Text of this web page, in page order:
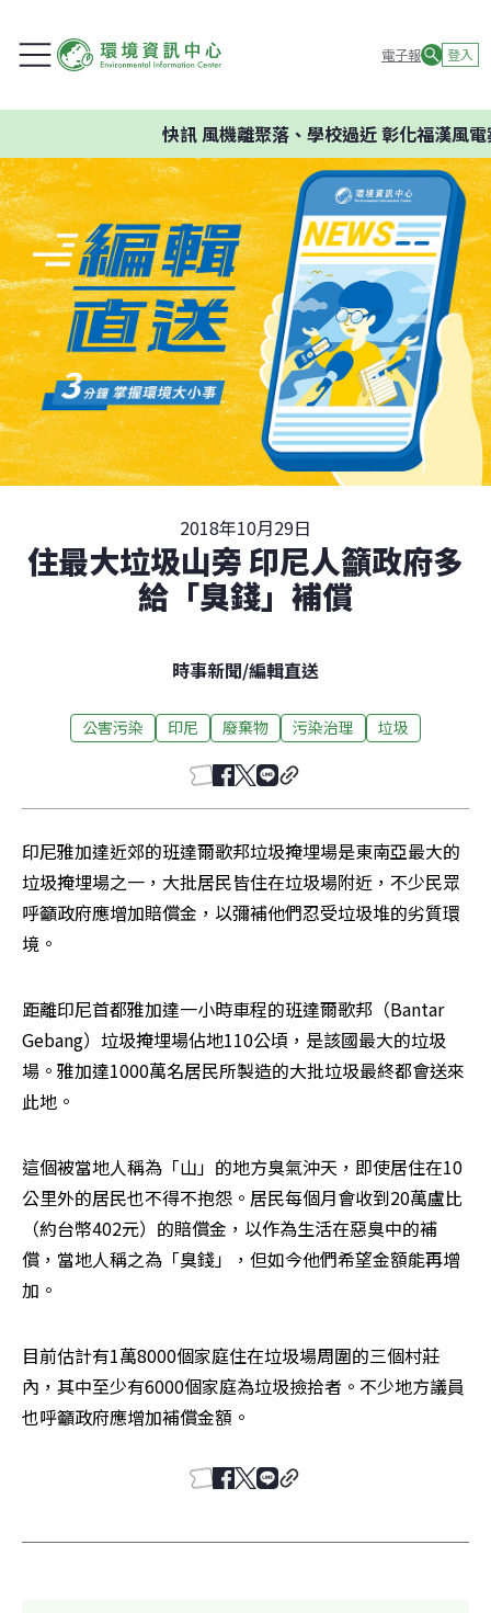
電子報 登入
快訊風機離聚落、學校過近 彰化福漢風電
2018年10月29日
住最大垃圾山旁 印尼人籲政府多
給「臭錢」補償
時事新聞/編輯直送
公害污染 印尼 廢棄物 污染治理 垃圾
印尼雅加達近郊的班達爾歌邦垃圾掩埋場是東南亞最大的
垃圾掩埋場之一，大批居民皆住在垃圾場附近，不少民眾
呼籲政府應增加賠償金，以彌補他們忍受垃圾堆的劣質環
境。
距離印尼首都雅加達一小時車程的班達爾歌邦（Bantar
Gebang）垃圾掩埋場佔地110公頃，是該國最大的垃圾
場。雅加達1000萬名居民所製造的大批垃圾最終都會送來
此地。
這個被當地人稱為「山」的地方臭氣沖天，即使居住在10
公里外的居民也不得不抱怨。居民每個月會收到20萬盧比
（約台幣402元）的賠償金，以作為生活在惡臭中的補
償，當地人稱之為「臭錢」，但如今他們希望金額能再增
加。
目前估計有1萬8000個家庭住在垃圾場周圍的三個村莊
內，其中至少有6000個家庭為垃圾撿拾者。不少地方議員
也呼籲政府應增加補償金額。